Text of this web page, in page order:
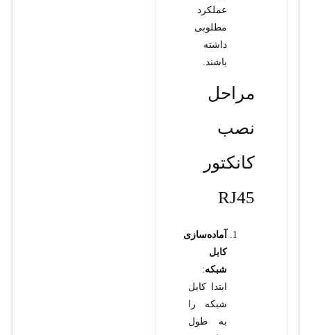
عملکرد
مطلوبی
داشته
باشند.
مراحل
نصب
کانکتور
RJ45
آماده‌سازی
کابل
شبکه:
ابتدا کابل
شبکه را
به طول